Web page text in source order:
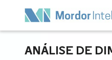
ANÁLISE DE